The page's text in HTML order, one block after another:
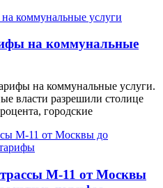
на коммунальные
на коммунальные услуги.
власти разрешили столице
городские
трассы М-11 от Москвы